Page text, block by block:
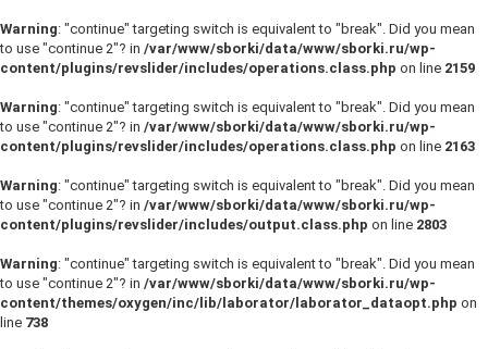
Warning: "continue" targeting switch is equivalent to "break". Did you mean
to use "continue 2"? in /var/www/sborki/data/www/sborki.ru/wp-
content/plugins/revslider/includes/operations.class.php on line 2159
Warning: "continue" targeting switch is equivalent to "break". Did you mean
to use "continue 2"? in /var/www/sborki/data/www/sborki.ru/wp-
content/plugins/revslider/includes/operations.class.php on line 2163
Warning: "continue" targeting switch is equivalent to "break". Did you mean
to use "continue 2"? in /var/www/sborki/data/www/sborki.ru/wp-
content/plugins/revslider/includes/output.class.php on line 2803
Warning: "continue" targeting switch is equivalent to "break". Did you mean
to use "continue 2"? in /var/www/sborki/data/www/sborki.ru/wp-
content/themes/oxygen/inc/lib/laborator/laborator_dataopt.php on
line 738